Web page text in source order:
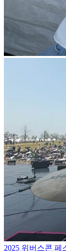
2025 위버스콘